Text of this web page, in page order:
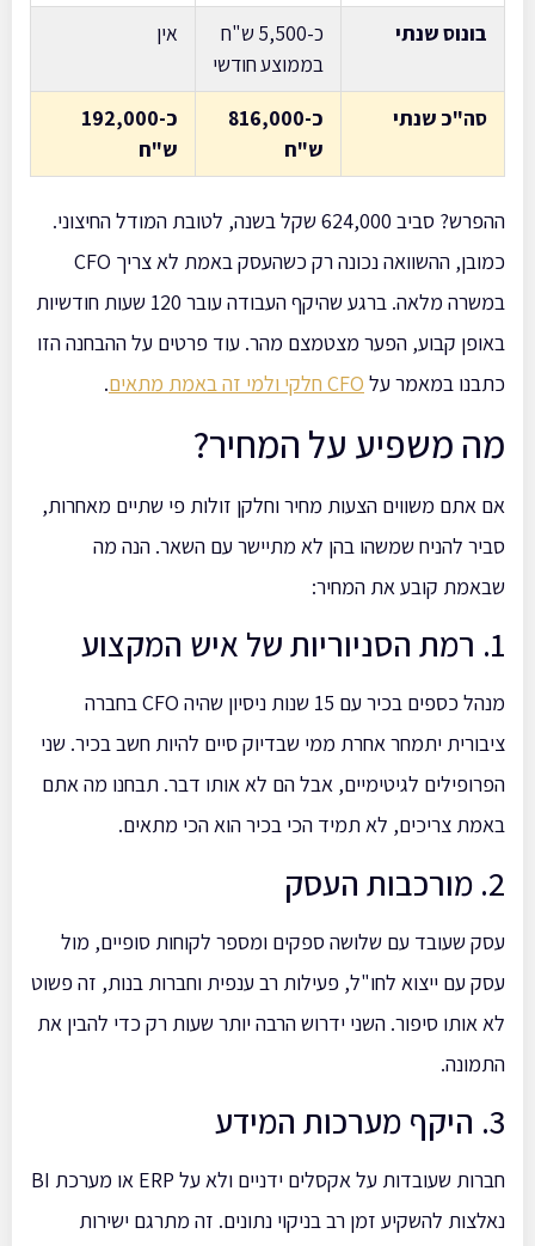
בונוס שנתי
כ-5,500 ש"ח
בממוצע חודשי
אין
סה"כ שנתי
כ-816,000
ש"ח
כ-192,000
ש"ח
ההפרש? סביב 624,000 שקל בשנה, לטובת המודל החיצוני.
כמובן, ההשוואה נכונה רק כשהעסק באמת לא צריך CFO
במשרה מלאה. ברגע שהיקף העבודה עובר 120 שעות חודשיות
באופן קבוע, הפער מצטמצם מהר. עוד פרטים על ההבחנה הזו
כתבנו במאמר על CFO חלקי ולמי זה באמת מתאים .
מה משפיע על המחיר?
אם אתם משווים הצעות מחיר וחלקן זולות פי שתיים מאחרות,
סביר להניח שמשהו בהן לא מתיישר עם השאר. הנה מה
שבאמת קובע את המחיר:
1. רמת הסניוריות של איש המקצוע
מנהל כספים בכיר עם 15 שנות ניסיון שהיה CFO בחברה
ציבורית יתמחר אחרת ממי שבדיוק סיים להיות חשב בכיר. שני
הפרופילים לגיטימיים, אבל הם לא אותו דבר. תבחנו מה אתם
באמת צריכים, לא תמיד הכי בכיר הוא הכי מתאים.
2. מורכבות העסק
עסק שעובד עם שלושה ספקים ומספר לקוחות סופיים, מול
עסק עם ייצוא לחו"ל, פעילות רב ענפית וחברות בנות, זה פשוט
לא אותו סיפור. השני ידרוש הרבה יותר שעות רק כדי להבין את
התמונה.
3. היקף מערכות המידע
חברות שעובדות על אקסלים ידניים ולא על ERP או מערכת BI
נאלצות להשקיע זמן רב בניקוי נתונים. זה מתרגם ישירות